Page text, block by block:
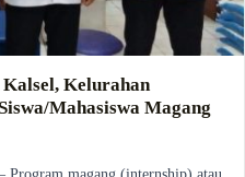
Kelurahan
Mahasiswa Magang